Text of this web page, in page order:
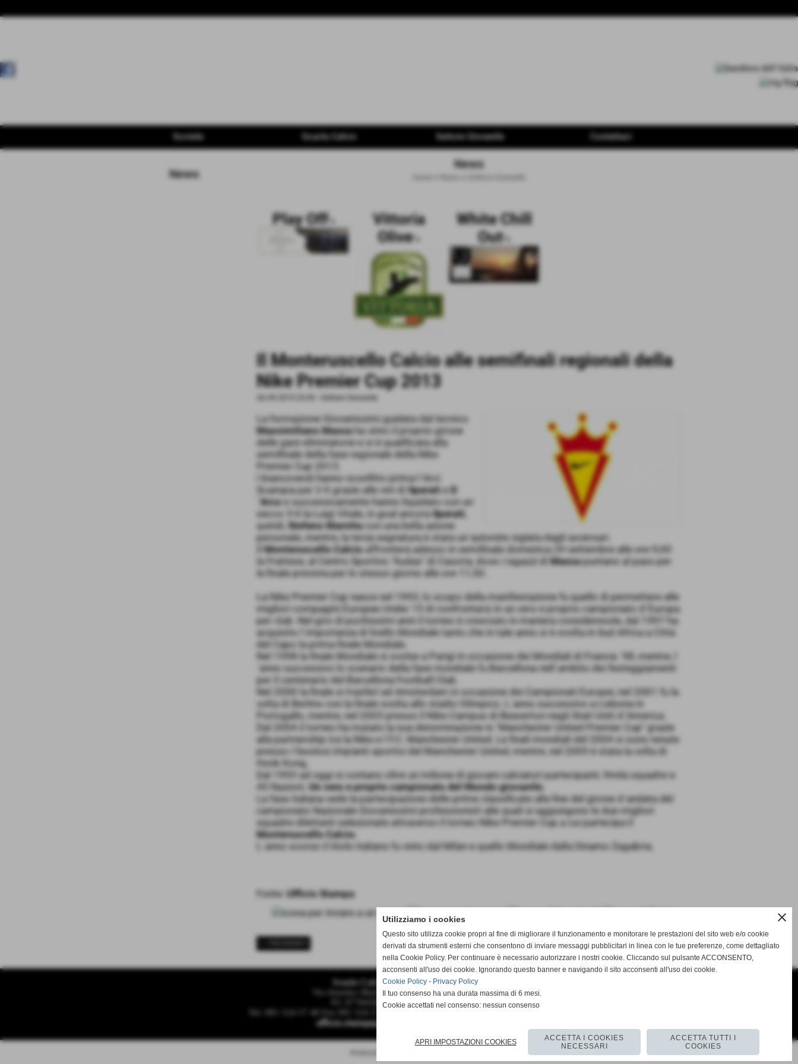
Società Scuola Calcio Settore Giovanile Contattaci
News
News
Play Off">
Vittoria
Olive">
White Chill
Out
Il Monteruscello Calcio alle semifinali regionali della
Nike Premier Cup 2013
La formazione Giovanissimi guidata dal tecnico
Massimiliano Massaha vinto il proprio girone
delle gare eliminatorie e si è qualificata alla
semifinale della fase regionale della Nike
Premier Cup 2013.
I biancoverdi hanno sconfitto prima l´Arci
Scampia per 2-0 grazie alle reti di
Sperati e D
´Arco e successivamente hanno liquidato con un
secco 3-0 la Luigi Vitale, in goal ancora Sperati
quindi,
Stefano Marottacon una bella azione
personale, mentre, la terza segnatura è stata un´autorete siglata dagli avversari.
Monteruscello Calcio affronterà adesso in semifinale domenica 29 settembre alle ore 9,00
la Frattese, al Centro Sportivo "Audax" di Casoria, dove i ragazzi di Massapuntano al pass per
la finale prevista per lo stesso giorno alle ore 11,50.
La Nike Premier Cup nasce nel 1993, lo scopo della manifestazione fu quello di permettere alle
migliori compagini Europee Under 15 di confrontarsi in un vero e proprio campionato d´Europa
per club. Nel giro di pochissimi anni il torneo è cresciuto in maniera considerevole, dal 1997 ha
acquisito l´importanza di livello Mondiale tanto che in tale anno si è svolta in Sud Africa a Città
del Capo la prima finale Mondiale.
Nel 1998 la finale Mondiale si svolse a Parigi in occasione dei Mondiali di Francia ´98, mentre, l
´anno successivo lo scenario della fase mondiale fu Barcellona nell´ambito dei festeggiamenti
per il centenario del Barcellona Football Club.
Nel 2000 la finale si trasferì ad Amsterdam in occasione dei Campionati Europei, nel 2001 fu la
volta di Berlino con la finale svolta allo stadio Olimpico. L´anno successivo a Lisbona in
Portogallo, mentre, nel 2003 presso il Nike Campus di Beaverton negli Stati Uniti d´America.
Dal 2004 il torneo ha mutato la sua denominazione in "Manchester United Premier Cup" grazie
alla partnership tra la Nike e l´F.C. Manchester United. Le finali mondiali del 2004 si sono tenute
presso i favolosi impianti sportivi del Manchester United, mentre, nel 2005 è stata la volta di
Honk Kong.
Dal 1993 ad oggi si contano oltre un milione di giovani calciatori partecipanti, 9mila squadre e
45 Nazioni.
Un vero e proprio campionato del Mondo giovanile.
La fase italiana vede la partecipazione delle prime classificate alla fine del girone d´andata del
campionato Nazionale Giovanissimi professionisti alle quali si aggiungono le due migliori
squadre dilettanti selezionate attraverso il torneo Nike Premier Cup a cui partecipa il
Monteruscello Calcio
L´anno scorso il titolo italiano fu vinto dal Milan e quello Mondiale dalla Dinamo Zagabria.
Fonte: Ufficio Stampa
SUCCESSIVO >>
Scuola Calcio & Settore Giovanile
Via Amedeo Modigliani 18 - Pozzuoli (Napoli)
P.I. 07784580636 C.F 96012290639
Tel. 081 524 57 48 Fax 081 524 57 48 mail segreteria@monteruscellocalcio.com
ufficio.stampa@monteruscellocalcio.com
close
Utilizziamo i cookies
Questo sito utilizza cookie propri al fine di migliorare il funzionamento e monitorare le prestazioni del sito web e/o cookie
derivati da strumenti esterni che consentono di inviare messaggi pubblicitari in linea con le tue preferenze, come dettagliato
nella Cookie Policy. Per continuare è necessario autorizzare i nostri cookie. Cliccando sul pulsante ACCONSENTO,
acconsenti all'uso dei cookie. Ignorando questo banner e navigando il sito acconsenti all'uso dei cookie.
Cookie Policy - Privacy Policy
Il tuo consenso ha una durata massima di 6 mesi.
Cookie accettati nel consenso: nessun consenso
APRI IMPOSTAZIONI COOKIES
ACCETTA I COOKIES
NECESSARI
ACCETTA TUTTI I
COOKIES